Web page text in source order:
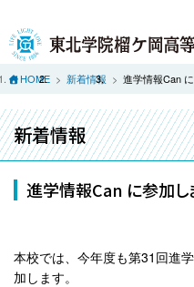
HOME 新着情報 進学情報Can
新着情報
進学情報Can に参加し
本校では、今年度も第31回進
加します。